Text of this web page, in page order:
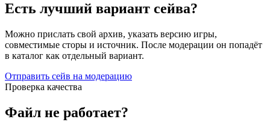
Есть лучший вариант сейва?
Можно прислать свой архив, указать версию игры,
совместимые сторы и источник. После модерации он попадёт
в каталог как отдельный вариант.
Отправить сейв на модерацию
Проверка качества
Файл не работает?